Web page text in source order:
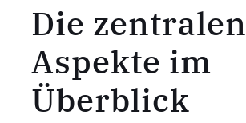
Die zentralen
Aspekte im
Überblick